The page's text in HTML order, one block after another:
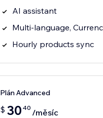
AI assistant
Multi-language,
Hourly products sync
Plán Advanced
$ 30 40 /měsíc